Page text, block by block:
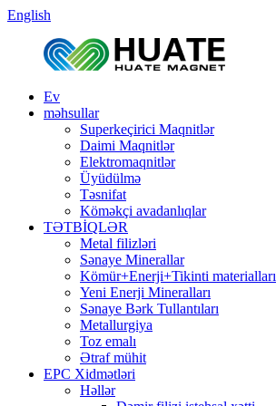
English
Ev
məhsullar
Superkeçirici Maqnitlər
Daimi Maqnitlər
Elektromaqnitlər
Üyüdülmə
Təsnifat
Köməkçi avadanlıqlar
TƏTBİQLƏR
Metal filizləri
Sənaye Minerallar
Kömür+Enerji+Tikinti materialları
Yeni Enerji Mineralları
Sənaye Bərk Tullantıları
Metallurgiya
Toz emalı
Ətraf mühit
EPC Xidmətləri
Həllər